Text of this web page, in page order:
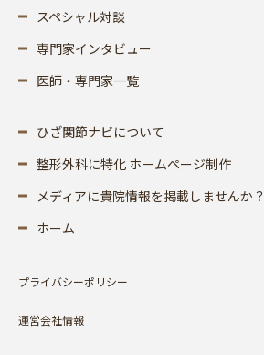
スペシャル対談
専門家インタビュー
医師・専門家一覧
ひざ関節ナビについて
整形外科に特化 ホームページ制作
メディアに貴院情報を掲載しませんか？
ホーム
プライバシーポリシー
運営会社情報